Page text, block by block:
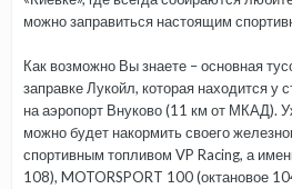
можно заправиться настоящим
Как возможно Вы знаете – основная
заправке Лукойл, которая находится у
на аэропорт Внуково (11 км от МКАД).
можно будет накормить своего
спортивным топливом VP Racing, а
108), MOTORSPORT 100 (октановое